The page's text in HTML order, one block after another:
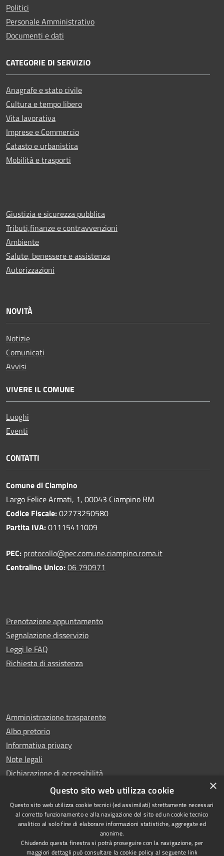
Politici
Personale Amministrativo
Documenti e dati
CATEGORIE DI SERVIZIO
Anagrafe e stato civile
Cultura e tempo libero
Vita lavorativa
Imprese e Commercio
Catasto e urbanistica
Mobilità e trasporti
Giustizia e sicurezza pubblica
Tributi,finanze e contravvenzioni
Ambiente
Salute, benessere e assistenza
Autorizzazioni
NOVITÀ
Notizie
Comunicati
Avvisi
VIVERE IL COMUNE
Luoghi
Eventi
CONTATTI
Comune di Ciampino
Largo Felice Armati, 1, 00043 Ciampino RM
Codice Fiscale:02773250580
Partita IVA:01115411009
PEC: protocollo@pec.comune.ciampino.roma.it
Centralino Unico:06 790971
Prenotazione appuntamento
Segnalazione disservizio
Leggi le FAQ
Richiesta di assistenza
Amministrazione trasparente
Albo pretorio
Informativa privacy
Note legali
Dichiarazione di accessibilità
Whistleblowing
Accessibilità
di Ciampino
×
Questo sito web utilizza cookie
Questo sito web utilizza cookie tecnici (ed assimilati) strettamente necessari
al corretto funzionamento e alla navigazione del sito ed un cookie tecnico
analitico al solo fine di elaborare informazioni statistiche, aggregate ed
anonime.
Chiudendo questa finestra si potrà proseguire con la navigazione, per
maggiori dettagli può consultare la cookie policy al seguente link